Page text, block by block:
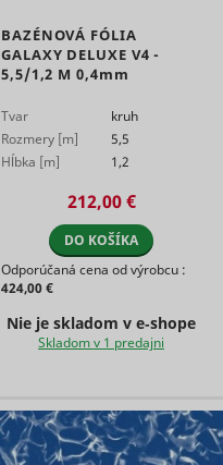
BAZÉNOVÁ FÓLIA
GALAXY DELUXE V4 -
5,5/1,2 M0,4mm
Tvar
kruh
Rozmery [m]
5,5
Hĺbka [m]
1,2
212,00 €
DO KOŠÍKA
Odporúčaná cena od výrobcu :
424,00 €
Nie je skladom v e‑shope
Skladom v 1 predajni